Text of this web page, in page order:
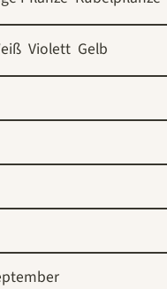
Violett Gelb